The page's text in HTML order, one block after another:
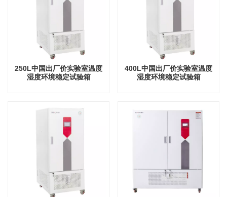
250L中国出厂价实验室温度
湿度环境稳定试验箱
400L中国出厂价实验室温度
湿度环境稳定试验箱